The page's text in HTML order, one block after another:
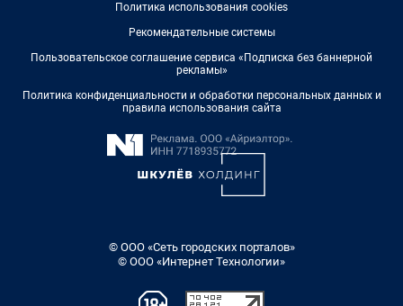
Политика использования cookies
Рекомендательные системы
Пользовательское соглашение сервиса «Подписка без баннерной
рекламы»
Политика конфиденциальности и обработки персональных данных и
правила использования сайта
© ООО «Сеть городских порталов»
© ООО «Интернет Технологии»